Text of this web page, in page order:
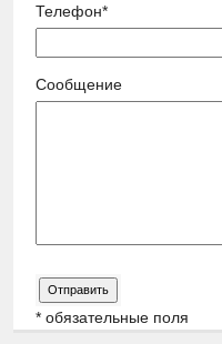
Телефон*
Сообщение
* обязательные поля